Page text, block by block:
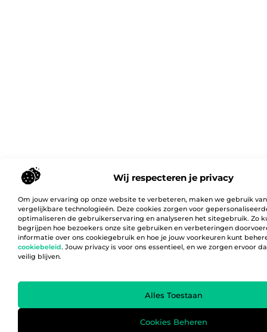
Wij respecteren je privacy
Om jouw ervaring op onze website te verbeteren, maken we gebruik
vergelijkbare technologieën. Deze cookies zorgen voor
optimaliseren de gebruikerservaring en analyseren het sitegebruik. Zo
begrijpen hoe bezoekers onze site gebruiken en verbeteringen
informatie over ons cookiegebruik en hoe je jouw voorkeuren kunt
cookiebeleid. Jouw privacy is voor ons essentieel, en we zorgen ervoor
veilig blijven.
Alles Toestaan
Cookies Beheren